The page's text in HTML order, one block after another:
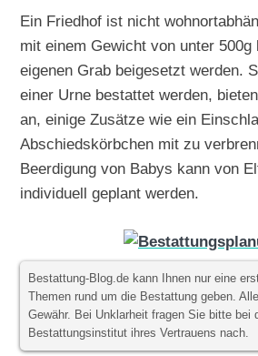
Ein Friedhof ist nicht
mit einem Gewicht von unter 500g
eigenen Grab beigesetzt werden.
einer Urne bestattet werden,
an, einige Zusätze wie ein
Abschiedskörbchen mit zu
Beerdigung von Babys kann von
individuell geplant werden.
Bestattung-Blog.de kann Ihnen nur eine
Themen rund um die Bestattung geben.
Gewähr. Bei Unklarheit fragen Sie bitte bei
Bestattungsinstitut ihres Vertrauens nach.